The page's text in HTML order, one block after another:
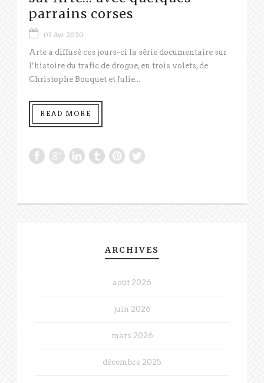
parrains corses
03 Avr 2020
Arte a diffusé ces jours-ci la série documentaire sur
l’histoire du trafic de drogue, en trois volets, de
Christophe Bouquet et Julie...
READ MORE
ARCHIVES
août 2026
juin 2026
mars 2026
décembre 2025